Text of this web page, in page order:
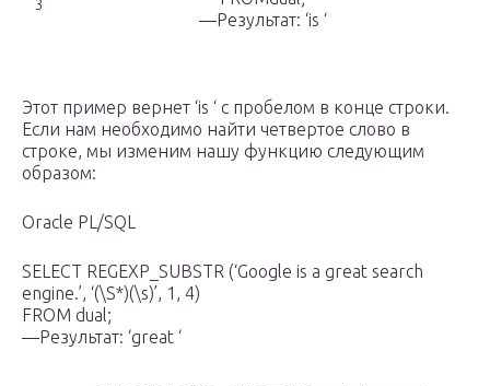
3
—Результат: ‘is ‘
Этот пример вернет ‘is ‘ с пробелом в конце строки.
Если нам необходимо найти четвертое слово в
строке, мы изменим нашу функцию следующим
образом:
Oracle PL/SQL
SELECT REGEXP_SUBSTR (‘Google is a great search
engine.’, ‘(\S*)(\s)’, 1, 4)
FROM dual;
—Результат: ‘great ‘